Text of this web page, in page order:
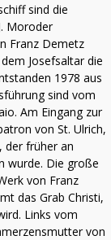
sind die
Moroder
Franz Demetz
Josefsaltar die
1978 aus
sind vom
Am Eingang zur
von St. Ulrich,
der früher an
wurde. Die große
von Franz
das Grab Christi,
Links vom
von